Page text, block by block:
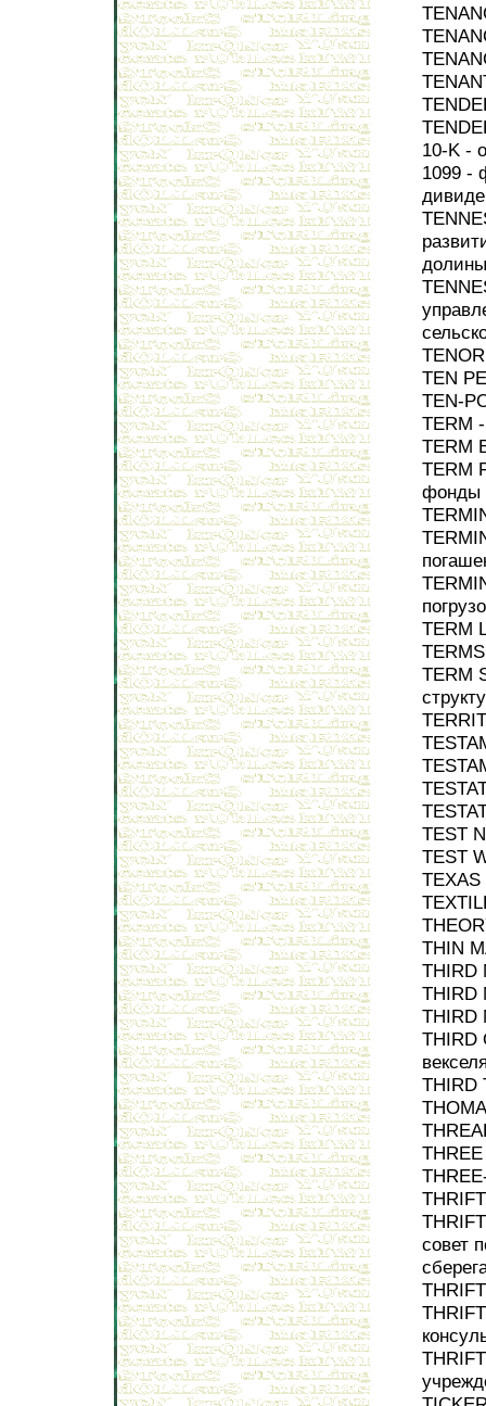
10-K -
1099 -
TEN
TEN-
TERM
TERM
TERM
фонды
TERM
TERM
TEST
TEST
TEXAS
THIN
THIRD
THIRD
THIRD
THIRD
THIRD
совет